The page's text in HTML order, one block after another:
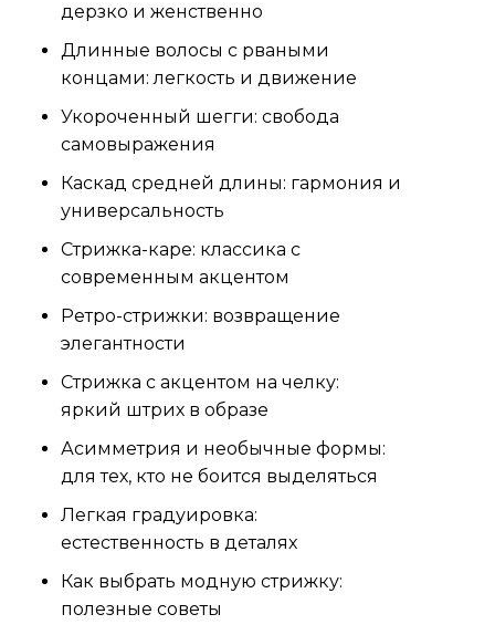
дерзко и женственно
Длинные волосы с рваными
концами: легкость и движение
Укороченный шегги: свобода
самовыражения
Каскад средней длины: гармония и
универсальность
Стрижка-каре: классика с
современным акцентом
Ретро-стрижки: возвращение
элегантности
Стрижка с акцентом на челку:
яркий штрих в образе
Асимметрия и необычные формы:
для тех, кто не боится выделяться
Легкая градуировка:
естественность в деталях
Как выбрать модную стрижку:
полезные советы